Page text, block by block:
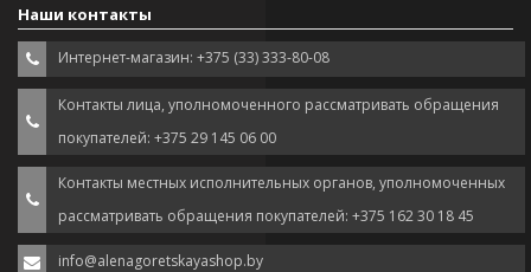
Наши контакты
Интернет-магазин: +375 (33) 333-80-08
Контакты лица, уполномоченного рассматривать обращения
покупателей: +375 29 145 06 00
Контакты местных исполнительных органов, уполномоченных
рассматривать обращения покупателей: +375 162 30 18 45
info@alenagoretskayashop.by